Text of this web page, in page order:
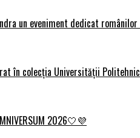
un eveniment dedicat
în colecția Universității
2026🤍💜